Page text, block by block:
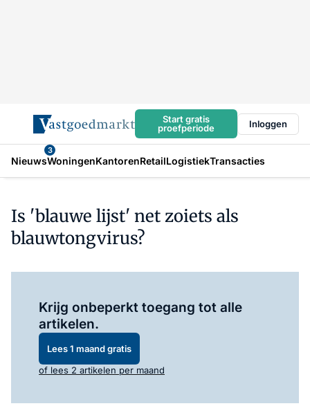
Start gratis
proefperiode
Inloggen
Nieuws
3
WoningenKantorenRetailLogistiekTransacties
Is 'blauwe lijst' net zoiets als
blauwtongvirus?
Krijg onbeperkt toegang tot alle
artikelen.
Lees 1 maand gratis
of lees 2 artikelen per maand